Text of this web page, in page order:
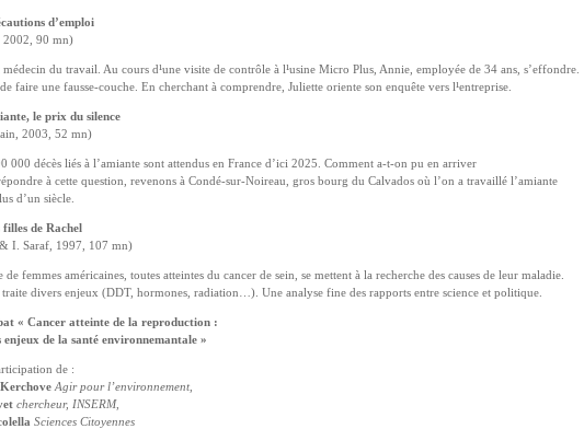
d’emploi
2002, 90 mn)
médecin du travail. Au cours d¹une visite de contrôle à l¹usine Micro Plus, Annie, employée de 34 ans, s’effondre.
faire une fausse-couche. En cherchant à comprendre, Juliette oriente son enquête vers l¹entreprise.
le prix du silence
2003, 52 mn)
000 décès liés à l’amiante sont attendus en France d’ici 2025. Comment a-t-on pu en arriver
à cette question, revenons à Condé-sur-Noireau, gros bourg du Calvados où l’on a travaillé l’amiante
d’un siècle.
filles de Rachel
I. Saraf, 1997, 107 mn)
de femmes américaines, toutes atteintes du cancer de sein, se mettent à la recherche des causes de leur maladie.
traite divers enjeux (DDT, hormones, radiation…). Une analyse fine des rapports entre science et politique.
« Cancer atteinte de la reproduction :
enjeux de la santé environnemantale »
de :
Agir pour l’environnement
chercheur, INSERM,
Sciences Citoyennes